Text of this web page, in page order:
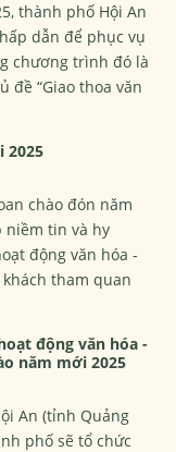
thành phố Hội An
dẫn để phục vụ
chương trình đó là
đề “Giao thoa văn
2025
chào đón năm
niềm tin và hy
động văn hóa -
tham quan
động văn hóa -
năm mới 2025
An (tỉnh Quảng
phố sẽ tổ chức